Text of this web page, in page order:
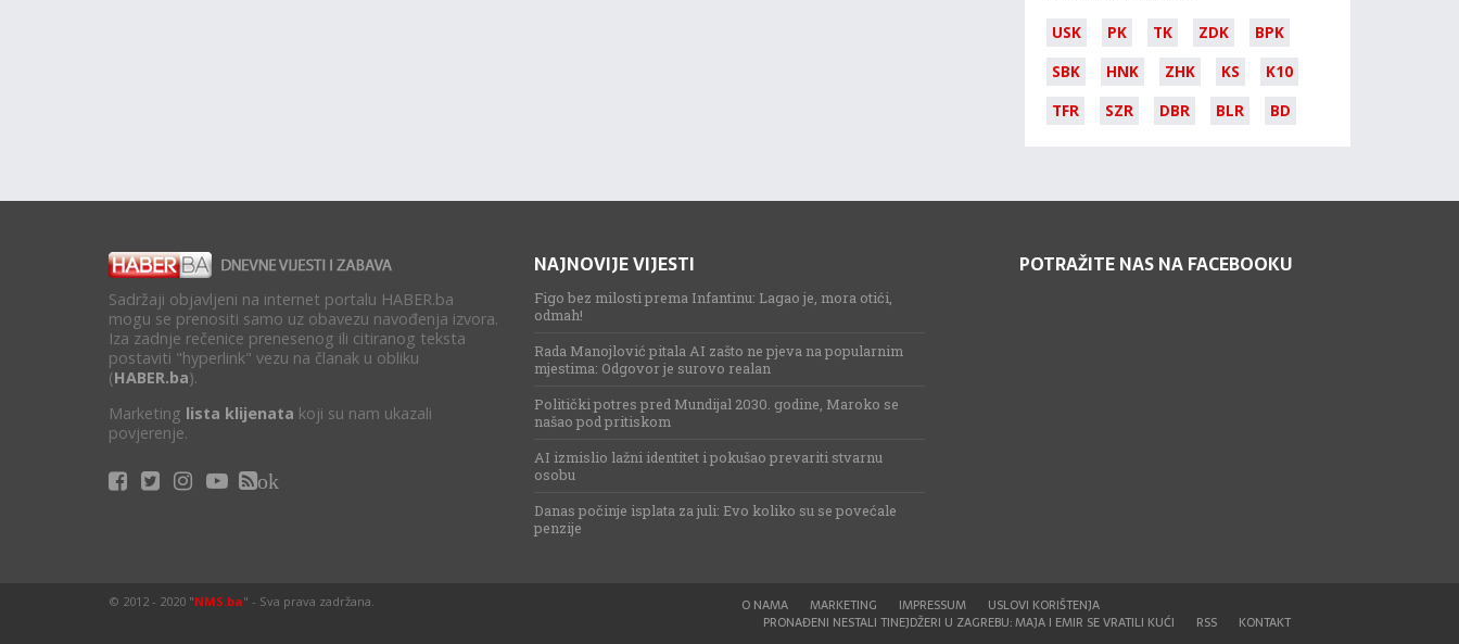
USK PK TK ZDK
BPK
SBK
HNK ZHK KS
K10
TFR
SZR DBR BLR BD
Sadržaji objavljeni na internet portalu HABER.ba
mogu se prenositi samo uz obavezu navođenja izvora.
Iza zadnje rečenice prenesenog ili citiranog teksta
postaviti "hyperlink" vezu na članak u obliku
(HABER.ba).
Marketing lista klijenata koji su nam ukazali
povjerenje.
ok
NAJNOVIJE VIJESTI
Figo bez milosti prema Infantinu: Lagao je, mora otići,
odmah!
Rada Manojlović pitala AI zašto ne pjeva na popularnim
mjestima: Odgovor je surovo realan
Politički potres pred Mundijal 2030. godine, Maroko se
našao pod pritiskom
AI izmislio lažni identitet i pokušao prevariti stvarnu
osobu
Danas počinje isplata za juli: Evo koliko su se povećale
penzije
POTRAŽITE NAS NA FACEBOOKU
O NAMA MARKETING IMPRESSUM
USLOVI KORIŠTENJA
PRONAĐENI NESTALI TINEJDŽERI U ZAGREBU: MAJA I EMIR SE VRATILI KUĆI
RSS KONTAKT
© 2012 - 2020 "NMS.ba" - Sva prava zadržana.